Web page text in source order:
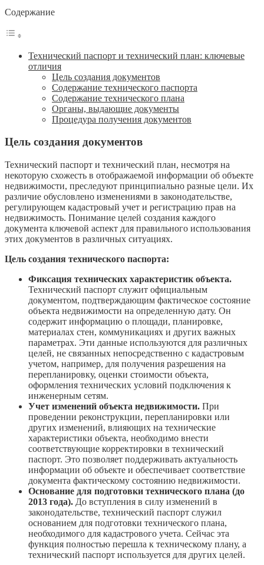
Содержание
Технический паспорт и технический план: ключевые
отличия
Цель создания документов
Содержание технического паспорта
Содержание технического плана
Органы, выдающие документы
Процедура получения документов
Цель создания документов
Технический паспорт и технический план, несмотря на
некоторую схожесть в отображаемой информации об объекте
недвижимости, преследуют принципиально разные цели. Их
различие обусловлено изменениями в законодательстве,
регулирующем кадастровый учет и регистрацию прав на
недвижимость. Понимание целей создания каждого
документа ключевой аспект для правильного использования
этих документов в различных ситуациях.
Цель создания технического паспорта:
Фиксация технических характеристик объекта.
Технический паспорт служит официальным
документом, подтверждающим фактическое состояние
объекта недвижимости на определенную дату. Он
содержит информацию о площади, планировке,
материалах стен, коммуникациях и других важных
параметрах. Эти данные используются для различных
целей, не связанных непосредственно с кадастровым
учетом, например, для получения разрешения на
перепланировку, оценки стоимости объекта,
оформления технических условий подключения к
инженерным сетям.
Учет изменений объекта недвижимости. При
проведении реконструкции, перепланировки или
других изменений, влияющих на технические
характеристики объекта, необходимо внести
соответствующие корректировки в технический
паспорт. Это позволяет поддерживать актуальность
информации об объекте и обеспечивает соответствие
документа фактическому состоянию недвижимости.
Основание для подготовки технического плана (до
2013 года). До вступления в силу изменений в
законодательстве, технический паспорт служил
основанием для подготовки технического плана,
необходимого для кадастрового учета. Сейчас эта
функция полностью перешла к техническому плану, а
технический паспорт используется для других целей.